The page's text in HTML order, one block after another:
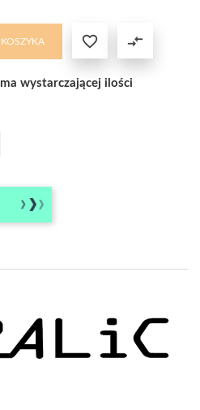
 compare_arrows
wystarczającej ilości